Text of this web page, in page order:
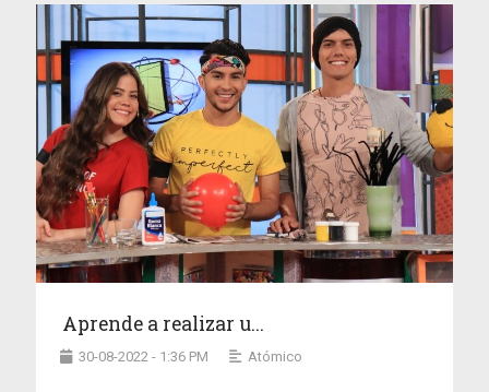
Aprende a realizar u...
30-08-2022 - 1:36 PM Atómico